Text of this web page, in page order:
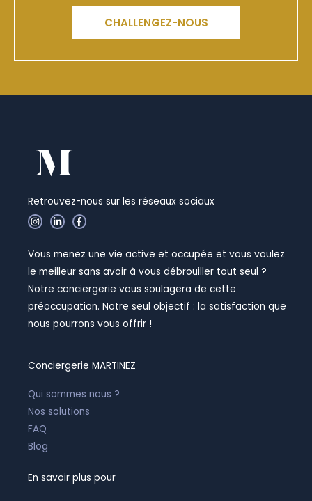
CHALLENGEZ-NOUS
Retrouvez-nous sur les réseaux sociaux
I
n
a
r
m
L
i
e
i
-
n
F
a
b
o
k
-
f
Vous menez une vie active et occupée et vous voulez
le meilleur sans avoir à vous débrouiller tout seul ?
Notre conciergerie vous soulagera de cette
préoccupation. Notre seul objectif : la satisfaction que
nous pourrons vous offrir !
Conciergerie MARTINEZ
Qui sommes nous ?
Nos solutions
FAQ
Blog
En savoir plus pour